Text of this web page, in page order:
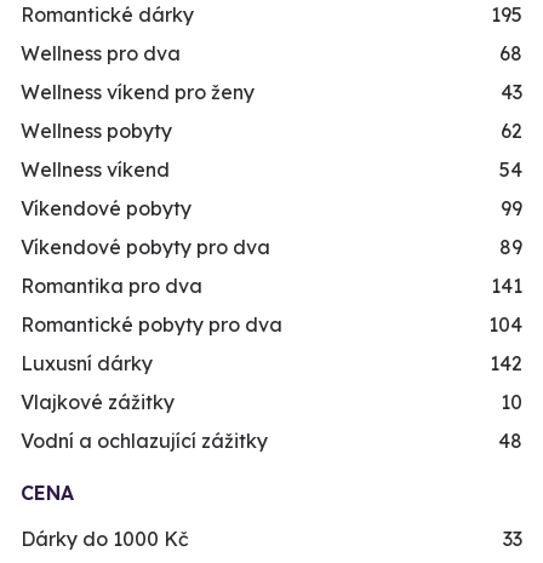
Romantické dárky
195
Wellness pro dva
68
Wellness víkend pro ženy
43
Wellness pobyty
62
Wellness víkend
54
Víkendové pobyty
99
Víkendové pobyty pro dva
89
Romantika pro dva
141
Romantické pobyty pro dva
104
Luxusní dárky
142
Vlajkové zážitky
10
Vodní a ochlazující zážitky
48
CENA
Dárky do 1000 Kč
33